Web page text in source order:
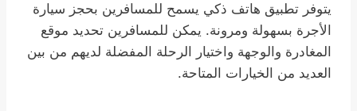
يتوفر تطبيق هاتف ذكي يسمح للمسافرين بحجز سيارة
الأجرة بسهولة ومرونة. يمكن للمسافرين تحديد موقع
المغادرة والوجهة واختيار الرحلة المفضلة لديهم من بين
العديد من الخيارات المتاحة.